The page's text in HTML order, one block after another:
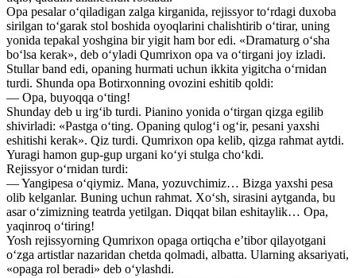
Opa pesalar o‘qiladigan zalga kirganida, rejissyor to‘rdagi duxoba
sirilgan to‘garak stol boshida oyoqlarini chalishtirib o‘tirar, uning
yonida tepakal yoshgina bir yigit ham bor edi. «Dramaturg o‘sha
bo‘lsa kerak», deb o‘yladi Qumrixon opa va o‘tirgani joy izladi.
Stullar band edi, opaning hurmati uchun ikkita yigitcha o‘rnidan
turdi. Shunda opa Botirxonning ovozini eshitib qoldi:
— Opa, buyoqqa o‘ting!
Shunday deb u irg‘ib turdi. Pianino yonida o‘tirgan qizga egilib
shivirladi: «Pastga o‘ting. Opaning qulog‘i og‘ir, pesani yaxshi
eshitishi kerak». Qiz turdi. Qumrixon opa kelib, qizga rahmat aytdi.
Yuragi hamon gup-gup urgani ko‘yi stulga cho‘kdi.
Rejissyor o‘rnidan turdi:
— Yangipesa o‘qiymiz. Mana, yozuvchimiz… Bizga yaxshi pesa
olib kelganlar. Buning uchun rahmat. Xo‘sh, sirasini aytganda, bu
asar o‘zimizning teatrda yetilgan. Diqqat bilan eshitaylik… Opa,
yaqinroq o‘tiring!
Yosh rejissyorning Qumrixon opaga ortiqcha e’tibor qilayotgani
o‘zga artistlar nazaridan chetda qolmadi, albatta. Ularning aksariyati,
«opaga rol beradi» deb o‘ylashdi.